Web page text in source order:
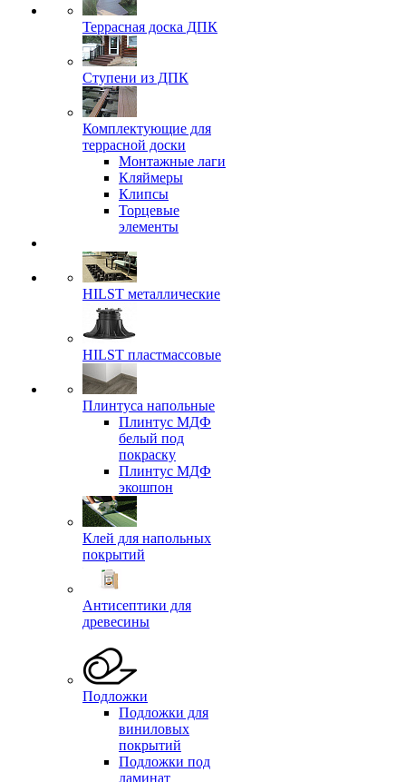
Террасная доска ДПК
Ступени из ДПК
Комплектующие для
террасной доски
Монтажные лаги
Кляймеры
Клипсы
Торцевые
элементы
HILST металлические
HILST пластмассовые
Плинтуса напольные
Плинтус МДФ
белый под
покраску
Плинтус МДФ
экошпон
Клей для напольных
покрытий
Антисептики для
древесины
Подложки
Подложки для
виниловых
покрытий
Подложки под
ламинат